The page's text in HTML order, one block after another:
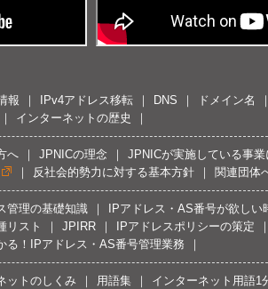
報 IPv4アドレス移転 DNS ドメイン名
インターネットの歴史
へ JPNICの理念 JPNICが実施している事業
反社会的勢力に対する基本方針 関連団体
管理の基礎知識 IPアドレス・AS番号が欲しい
リスト
JPIRR IPアドレスポリシーの策定
る！IPアドレス・AS番号管理業務
ットのしくみ 用語集 インターネット用語1